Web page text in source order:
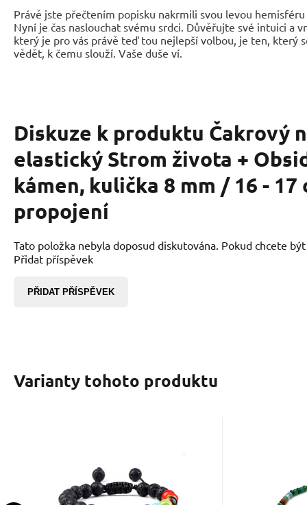
Právě jste přečtením popisku nakrmili svou levou
Nyní je čas naslouchat svému srdci. Důvěřujte své intuici a
který je pro vás právě teď tou nejlepší volbou, je ten, který
vědět, k čemu slouží. Vaše duše ví.
Diskuze k produktu Čakrový
elastický Strom života +
kámen, kulička 8 mm / 16 - 17
propojení
Tato položka nebyla doposud diskutována. Pokud chcete
Přidat příspěvek
PŘIDAT PŘÍSPĚVEK
Varianty tohoto produktu
Strom života + Láva
černá, ručně pletený,
Vyvážené čakry vám pomohou
přijímat život takový, jaký je,
budete